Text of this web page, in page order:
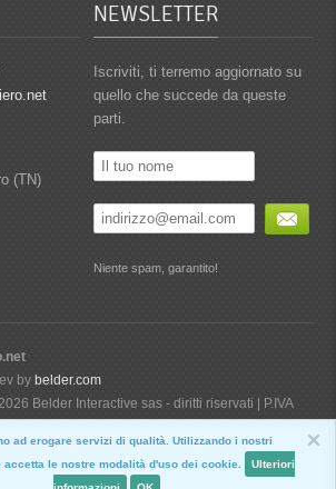
(TN)
NEWSLETTER
Iscriviti, ti terremo aggiornato su
quello che succede da queste
parti.
Niente spam, garantito!
by belder.com
Belder Interactive sas - diritti riservati | P.IVA
Nascondi
ad erogare servizi di qualità. Utilizzando i nostri
le nostre modalità d'uso dei cookie.
Ulteriori